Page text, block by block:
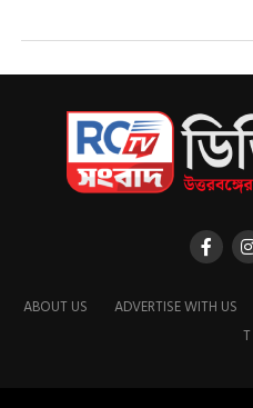
ABOUT US ADVERTISE WITH US